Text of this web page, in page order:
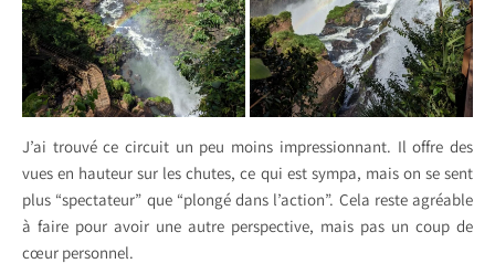
J’ai trouvé ce circuit un peu moins impressionnant. Il offre des
vues en hauteur sur les chutes, ce qui est sympa, mais on se sent
plus “spectateur” que “plongé dans l’action”. Cela reste agréable
à faire pour avoir une autre perspective, mais pas un coup de
cœur personnel.